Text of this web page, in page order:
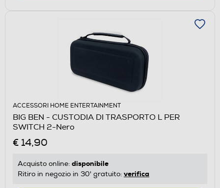
ACCESSORI HOME ENTERTAINMENT
BIG BEN - CUSTODIA DI TRASPORTO L PER
SWITCH 2-Nero
€ 14,90
Acquisto online: disponibile
Ritiro in negozio in 30' gratuito: verifica